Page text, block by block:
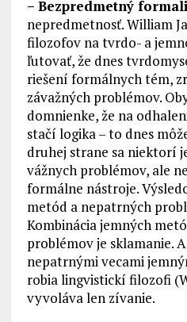
– Bezpredmetný
nepredmetnosť. William
filozofov na tvrdo- a
ľutovať, že dnes
riešení formálnych tém,
závažných problémov.
domnienke, že na
stačí logika – to dnes
druhej strane sa niektorí
vážnych problémov, ale
formálne nástroje.
metód a nepatrných
Kombinácia jemných
problémov je sklamanie.
nepatrnými vecami
robia lingvistickí filozofi
vyvoláva len zívanie.